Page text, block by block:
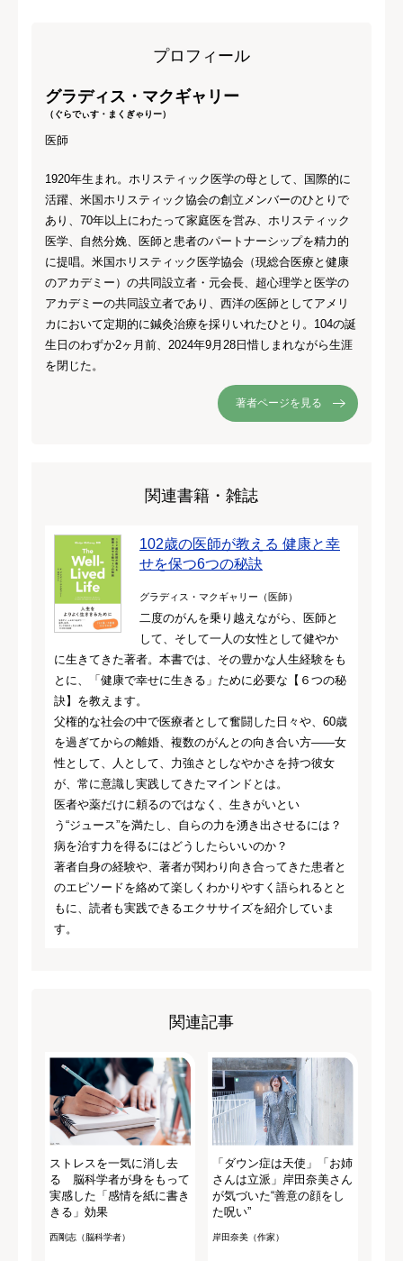
プロフィール
グラディス・マクギャリー
（ぐらでぃす・まくぎゃりー）
医師
1920年生まれ。ホリスティック医学の母として、国際的に
活躍、米国ホリスティック協会の創立メンバーのひとりで
あり、70年以上にわたって家庭医を営み、ホリスティック
医学、自然分娩、医師と患者のパートナーシップを精力的
に提唱。米国ホリスティック医学協会（現総合医療と健康
のアカデミー）の共同設立者・元会長、超心理学と医学の
アカデミーの共同設立者であり、西洋の医師としてアメリ
カにおいて定期的に鍼灸治療を採りいれたひとり。104の誕
生日のわずか2ヶ月前、2024年9月28日惜しまれながら生涯
を閉じた。
著者ページを見る
関連書籍・雑誌
102歳の医師が教える 健康と幸
せを保つ6つの秘訣
グラディス・マクギャリー（医師）
二度のがんを乗り越えながら、医師と
して、そして一人の女性として健やか
に生きてきた著者。本書では、その豊かな人生経験をも
とに、「健康で幸せに生きる」ために必要な【６つの秘
訣】を教えます。
父権的な社会の中で医療者として奮闘した日々や、60歳
を過ぎてからの離婚、複数のがんとの向き合い方——女
性として、人として、力強さとしなやかさを持つ彼女
が、常に意識し実践してきたマインドとは。
医者や薬だけに頼るのではなく、生きがいとい
う“ジュース”を満たし、自らの力を湧き出させるには？
病を治す力を得るにはどうしたらいいのか？
著者自身の経験や、著者が関わり向き合ってきた患者と
のエピソードを絡めて楽しくわかりやすく語られるとと
もに、読者も実践できるエクササイズを紹介していま
す。
関連記事
ストレスを一気に消し去
る 脳科学者が身をもって
実感した「感情を紙に書き
きる」効果
西剛志（脳科学者）
「ダウン症は天使」「お姉
さんは立派」岸田奈美さん
が気づいた“善意の顔をし
た呪い”
岸田奈美（作家）